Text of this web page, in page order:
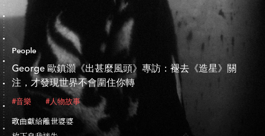
People
George 歐鎮灝《出甚麼風頭》專訪：褪去《造星》關
注，才發現世界不會圍住你轉
#音樂 #人物故事
歌曲獻給離世婆婆